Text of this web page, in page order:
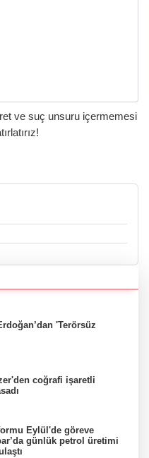
ve suç unsuru içermemesi
'Terörsüz
coğrafi işaretli
Eylül'de göreve
günlük petrol üretimi